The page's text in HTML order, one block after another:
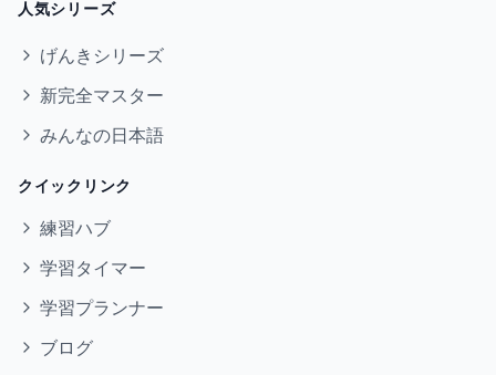
人気シリーズ
げんきシリーズ
新完全マスター
みんなの日本語
クイックリンク
練習ハブ
学習タイマー
学習プランナー
ブログ